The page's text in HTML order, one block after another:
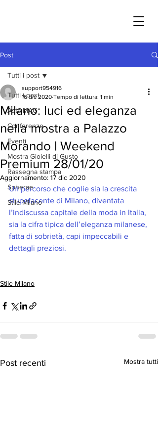
Post
Tutti i post
Asta MAG
Conferenze
Eventi
Mostra Gioielli di Gusto
Rassegna stampa
Spherae
Stile Milano
Tutti i post
Milano: luci ed eleganza
nella mostra a Palazzo
Morando | Weekend
Premium 28/01/20
support954916
16 dic 2020 Tempo di lettura: 1 min
Aggiornamento: 17 dic 2020
Un percorso che coglie sia la crescita
stupefacente di Milano, diventata
l’indiscussa capitale della moda in Italia,
sia la cifra tipica dell’eleganza milanese,
fatta di sobrietà, capi impeccabili e
dettagli preziosi.
Stile Milano
Post recenti Mostra tutti